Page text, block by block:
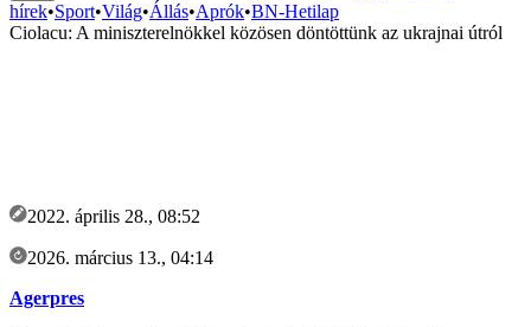
hírek•Sport•Világ•Állás•Aprók•BN-Hetilap
Ciolacu: A miniszterelnökkel közösen döntöttünk az ukrajnai útról
2022. április 28., 08:52
2026. március 13., 04:14
Agerpres